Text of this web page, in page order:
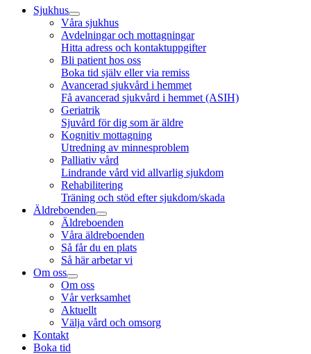
Sjukhus
Våra sjukhus
Avdelningar och mottagningar
Hitta adress och kontaktuppgifter
Bli patient hos oss
Boka tid själv eller via remiss
Avancerad sjukvård i hemmet
Få avancerad sjukvård i hemmet (ASIH)
Geriatrik
Sjuvård för dig som är äldre
Kognitiv mottagning
Utredning av minnesproblem
Palliativ vård
Lindrande vård vid allvarlig sjukdom
Rehabilitering
Träning och stöd efter sjukdom/skada
Äldreboenden
Äldreboenden
Våra äldreboenden
Så får du en plats
Så här arbetar vi
Om oss
Om oss
Vår verksamhet
Aktuellt
Välja vård och omsorg
Kontakt
Boka tid